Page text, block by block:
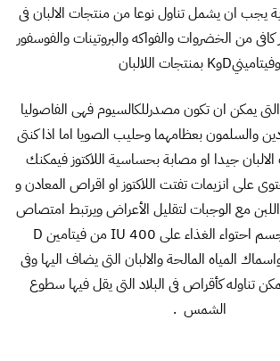
يجب ان يشمل تناول نوعا من منتجات الالبان فى
من الخضروات والفواكه والبروتينات والفوسفور
وفيتامينيDوK بمنتجات اللالبان
التى يمكن ان تكون مصدرللكالسيوم فهى الفاصوليا
والسلمون بعظامهما وحليب الصويا اما اذا كنتى
جيدا او مصابة بحساسية اللاكتوز فيمكنك
على انزيمات تفتت اللاكتوز او اقراص المعادن و
اللبن مع الوجبات لتقليل الأعراض ويرتبط امتصاص
الكالسيوم من الجسم احتواء الغذاء على 400 IU من فيتامين D
المياه المالحة والالبان التى يضاف اليها وفى
تناوله كأقراص فى البلاد التى يقل فيها سطوع
الشمس .